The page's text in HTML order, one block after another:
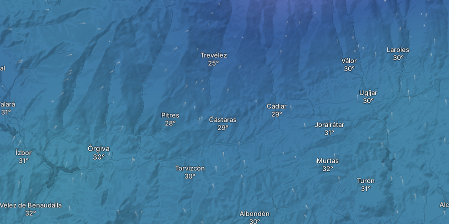
Órgiva
Ízbor
Pitres
Trevélez
Cástaras
Cádiar
Jorairátar
Ugíjar
Laroles
Válor
Murtas
Vélez de Benaudalla
Albondón
Torvizcón
Turón